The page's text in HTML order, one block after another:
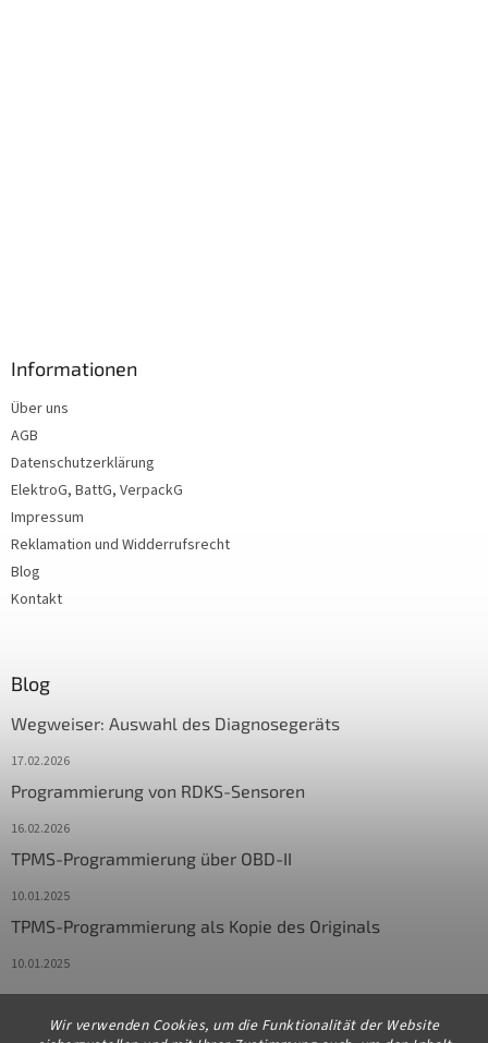
Wir verwenden Cookies, um die Funktionalität der Website
Informationen
Über uns
AGB
Datenschutzerklärung
ElektroG, BattG, VerpackG
Impressum
Reklamation und Widderrufsrecht
Blog
Kontakt
Blog
Wegweiser: Auswahl des Diagnosegeräts
17.02.2026
Programmierung von RDKS-Sensoren
16.02.2026
TPMS-Programmierung über OBD-II
10.01.2025
TPMS-Programmierung als Kopie des Originals
10.01.2025
Kontakt